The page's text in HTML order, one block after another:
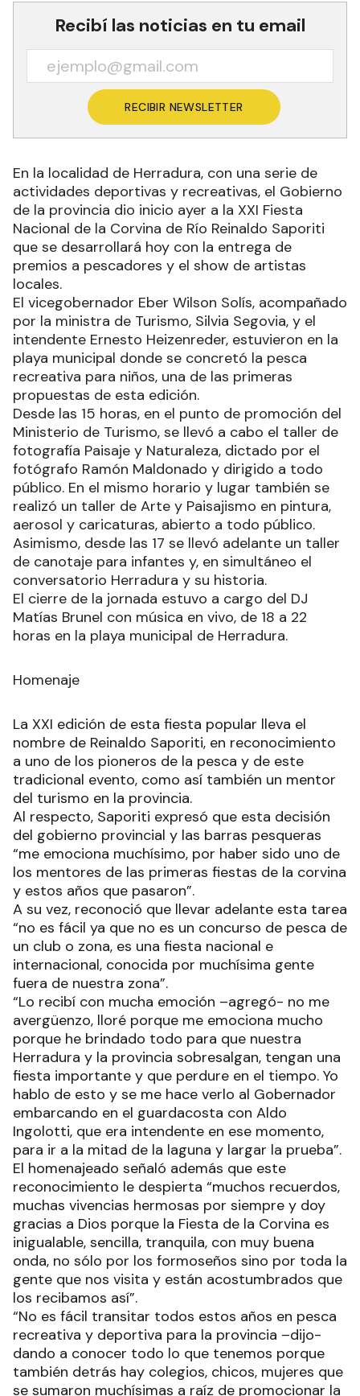
Recibí las noticias en tu email
RECIBIR NEWSLETTER
En la localidad de Herradura, con una serie de
actividades deportivas y recreativas, el Gobierno
de la provincia dio inicio ayer a la XXI Fiesta
Nacional de la Corvina de Río Reinaldo Saporiti
que se desarrollará hoy con la entrega de
premios a pescadores y el show de artistas
locales.
El vicegobernador Eber Wilson Solís, acompañado
por la ministra de Turismo, Silvia Segovia, y el
intendente Ernesto Heizenreder, estuvieron en la
playa municipal donde se concretó la pesca
recreativa para niños, una de las primeras
propuestas de esta edición.
Desde las 15 horas, en el punto de promoción del
Ministerio de Turismo, se llevó a cabo el taller de
fotografía Paisaje y Naturaleza, dictado por el
fotógrafo Ramón Maldonado y dirigido a todo
público. En el mismo horario y lugar también se
realizó un taller de Arte y Paisajismo en pintura,
aerosol y caricaturas, abierto a todo público.
Asimismo, desde las 17 se llevó adelante un taller
de canotaje para infantes y, en simultáneo el
conversatorio Herradura y su historia.
El cierre de la jornada estuvo a cargo del DJ
Matías Brunel con música en vivo, de 18 a 22
horas en la playa municipal de Herradura.
Homenaje
La XXI edición de esta fiesta popular lleva el
nombre de Reinaldo Saporiti, en reconocimiento
a uno de los pioneros de la pesca y de este
tradicional evento, como así también un mentor
del turismo en la provincia.
Al respecto, Saporiti expresó que esta decisión
del gobierno provincial y las barras pesqueras
“me emociona muchísimo, por haber sido uno de
los mentores de las primeras fiestas de la corvina
y estos años que pasaron”.
A su vez, reconoció que llevar adelante esta tarea
“no es fácil ya que no es un concurso de pesca de
un club o zona, es una fiesta nacional e
internacional, conocida por muchísima gente
fuera de nuestra zona”.
“Lo recibí con mucha emoción –agregó- no me
avergüenzo, lloré porque me emociona mucho
porque he brindado todo para que nuestra
Herradura y la provincia sobresalgan, tengan una
fiesta importante y que perdure en el tiempo. Yo
hablo de esto y se me hace verlo al Gobernador
embarcando en el guardacosta con Aldo
Ingolotti, que era intendente en ese momento,
para ir a la mitad de la laguna y largar la prueba”.
El homenajeado señaló además que este
reconocimiento le despierta “muchos recuerdos,
muchas vivencias hermosas por siempre y doy
gracias a Dios porque la Fiesta de la Corvina es
inigualable, sencilla, tranquila, con muy buena
onda, no sólo por los formoseños sino por toda la
gente que nos visita y están acostumbrados que
los recibamos así”.
“No es fácil transitar todos estos años en pesca
recreativa y deportiva para la provincia –dijo-
dando a conocer todo lo que tenemos porque
también detrás hay colegios, chicos, mujeres que
se sumaron muchísimas a raíz de promocionar la